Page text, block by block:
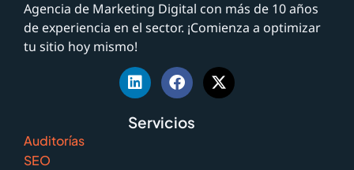
Agencia de Marketing Digital con más de 10 años
de experiencia en el sector. ¡Comienza a optimizar
tu sitio hoy mismo!
Servicios
Auditorías
SEO